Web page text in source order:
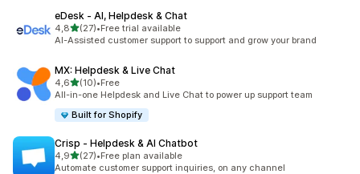
eDesk ‑ AI, Helpdesk & Chat
4,8/ 5 tähteä
(27)
27 arvostelua yhteensä
•Free trial available
AI-Assisted customer support to support and grow your brand
MX: Helpdesk & Live Chat
4,6/ 5 tähteä
(10)
10 arvostelua yhteensä
•Free
All-in-one Helpdesk and Live Chat to power up support team
Built for Shopify
Crisp ‑ Helpdesk & AI Chatbot
4,9/ 5 tähteä
(27)
27 arvostelua yhteensä
•Free plan available
Automate customer support inquiries, on any channel